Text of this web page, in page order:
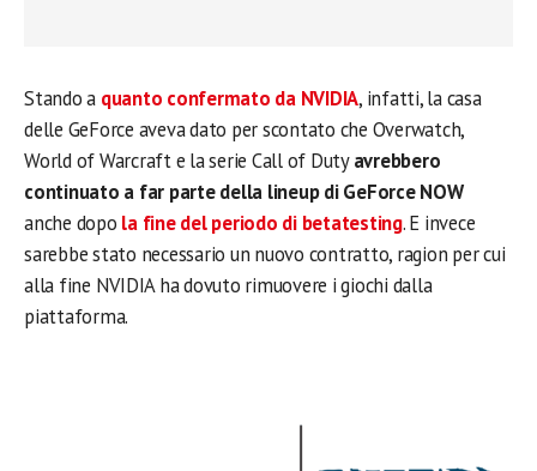
Stando a quanto confermato da NVIDIA, infatti, la casa
delle GeForce aveva dato per scontato che Overwatch,
World of Warcraft e la serie Call of Dutyavrebbero
continuato a far parte della lineup di GeForce NOW
anche dopo la fine del periodo di betatesting. E invece
sarebbe stato necessario un nuovo contratto, ragion per cui
alla fine NVIDIA ha dovuto rimuovere i giochi dalla
piattaforma.